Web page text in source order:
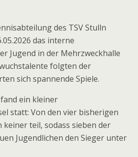
des TSV Stulln
das interne
Jugend in der Mehrzweckhalle
folgten der
sich spannende Spiele.
ein kleiner
statt: Von den vier bisherigen
keiner teil, sodass sieben der
Jugendlichen den Sieger unter